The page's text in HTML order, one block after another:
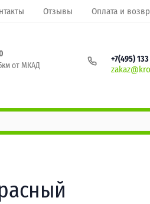
Отзывы Оплата и
от МКАД
+7(495)